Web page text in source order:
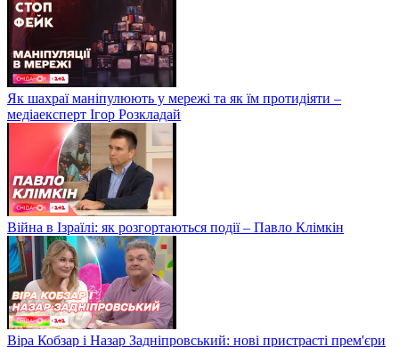
Як шахраї маніпулюють у мережі та як їм протидіяти –
медіаексперт Ігор Розкладай
Війна в Ізраїлі: як розгортаються події – Павло Клімкін
Віра Кобзар і Назар Задніпровський: нові пристрасті прем'єри